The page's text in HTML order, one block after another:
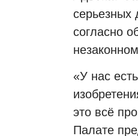
серьезных
согласно
«У нас
это всё
Палате